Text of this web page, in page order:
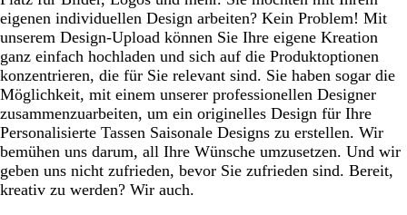
eigenen individuellen Design arbeiten? Kein Problem! Mit
unserem Design-Upload können Sie Ihre eigene Kreation
ganz einfach hochladen und sich auf die Produktoptionen
konzentrieren, die für Sie relevant sind. Sie haben sogar die
Möglichkeit, mit einem unserer professionellen Designer
zusammenzuarbeiten, um ein originelles Design für Ihre
Personalisierte Tassen Saisonale Designs zu erstellen. Wir
bemühen uns darum, all Ihre Wünsche umzusetzen. Und wir
geben uns nicht zufrieden, bevor Sie zufrieden sind. Bereit,
kreativ zu werden? Wir auch.